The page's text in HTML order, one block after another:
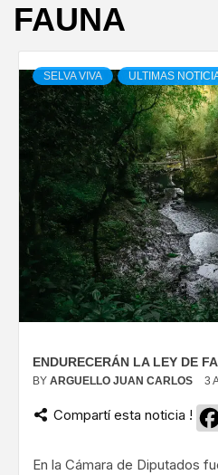
FAUNA
SELVA VIVA ULTIMAS
ENDURECERÁN LA LEY DE
BY ARGUELLO JUAN CARLOS 3
Compartí esta noticia !
En la Cámara de Diputados